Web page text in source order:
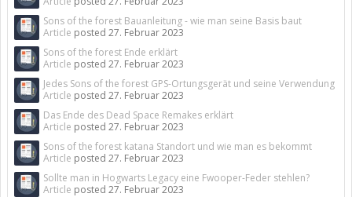
Sons of the forest Bauanleitung - wie man seine Basis baut
Article posted 27. Februar 2023
Sons of the forest Ende erklärt
Article posted 27. Februar 2023
Jedes Sons of the forest GPS-Ortungsgerät und seine Verwendung
Article posted 27. Februar 2023
Das Ende des Dead Space Remakes erklärt
Article posted 27. Februar 2023
Sons of the forest katana Standort und wie man es bekommt
Article posted 27. Februar 2023
Sollte man in Hogwarts Legacy eine Fwooper-Feder stehlen?
Article posted 27. Februar 2023